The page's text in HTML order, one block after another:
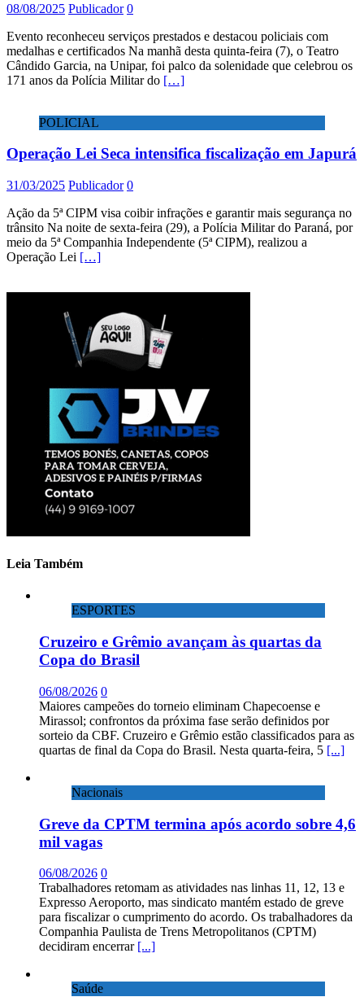
08/08/2025 Publicador 0
Evento reconheceu serviços prestados e destacou policiais com
medalhas e certificados Na manhã desta quinta-feira (7), o Teatro
Cândido Garcia, na Unipar, foi palco da solenidade que celebrou os
171 anos da Polícia Militar do […]
POLICIAL
Operação Lei Seca intensifica fiscalização em Japurá
31/03/2025 Publicador 0
Ação da 5ª CIPM visa coibir infrações e garantir mais segurança no
trânsito Na noite de sexta-feira (29), a Polícia Militar do Paraná, por
meio da 5ª Companhia Independente (5ª CIPM), realizou a
Operação Lei […]
Leia Também
ESPORTES
Cruzeiro e Grêmio avançam às quartas da
Copa do Brasil
06/08/2026 0
Maiores campeões do torneio eliminam Chapecoense e
Mirassol; confrontos da próxima fase serão definidos por
sorteio da CBF. Cruzeiro e Grêmio estão classificados para as
quartas de final da Copa do Brasil. Nesta quarta-feira, 5 [...]
Nacionais
Greve da CPTM termina após acordo sobre 4,6
mil vagas
06/08/2026 0
Trabalhadores retomam as atividades nas linhas 11, 12, 13 e
Expresso Aeroporto, mas sindicato mantém estado de greve
para fiscalizar o cumprimento do acordo. Os trabalhadores da
Companhia Paulista de Trens Metropolitanos (CPTM)
decidiram encerrar [...]
Saúde